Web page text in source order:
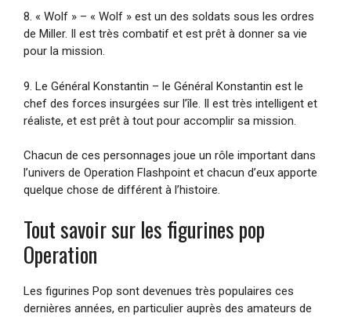
8. « Wolf » – « Wolf » est un des soldats sous les ordres
de Miller. Il est très combatif et est prêt à donner sa vie
pour la mission.
9. Le Général Konstantin – le Général Konstantin est le
chef des forces insurgées sur l’île. Il est très intelligent et
réaliste, et est prêt à tout pour accomplir sa mission.
Chacun de ces personnages joue un rôle important dans
l’univers de Operation Flashpoint et chacun d’eux apporte
quelque chose de différent à l’histoire.
Tout savoir sur les figurines pop
Operation
Les figurines Pop sont devenues très populaires ces
dernières années, en particulier auprès des amateurs de